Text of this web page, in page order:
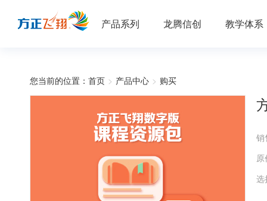
产品系列 龙腾信创 教学体系
您当前的位置： 首页 > 产品中心 > 购买
销
选